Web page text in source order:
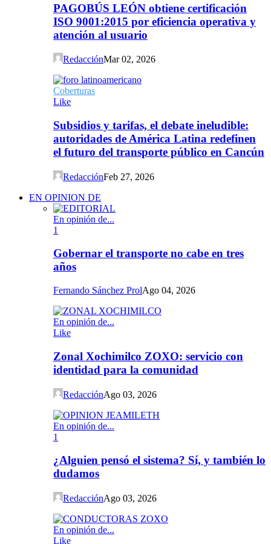
PAGOBÚS LEÓN obtiene certificación
ISO 9001:2015 por eficiencia operativa y
atención al usuario
RedacciónMar 02, 2026
Coberturas
Like
Subsidios y tarifas, el debate ineludible:
autoridades de América Latina redefinen
el futuro del transporte público en Cancún
RedacciónFeb 27, 2026
EN OPINION DE
En opinión de...
1
Gobernar el transporte no cabe en tres
años
Fernando Sánchez ProlAgo 04, 2026
En opinión de...
Like
Zonal Xochimilco ZOXO: servicio con
identidad para la comunidad
RedacciónAgo 03, 2026
En opinión de...
1
¿Alguien pensó el sistema? Sí, y también lo
dudamos
RedacciónAgo 03, 2026
En opinión de...
Like